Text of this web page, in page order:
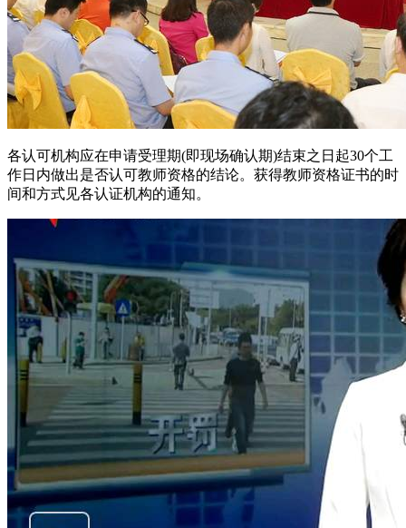
各认可机构应在申请受理期(即现场确认期)结束之日起30个工
作日内做出是否认可教师资格的结论。获得教师资格证书的时
间和方式见各认证机构的通知。